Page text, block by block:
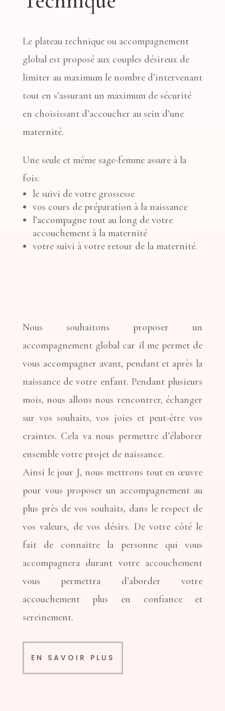
Le plateau technique ou accompagnement
global est proposé aux couples désireux de
limiter au maximum le nombre d’intervenant
tout en s’assurant un maximum de sécurité
en choisissant d’accoucher au sein d’une
maternité.
Une seule et même sage-femme assure à la
fois:
le suivi de votre grossesse
vos cours de préparation à la naissance
l’accompagne tout au long de votre
accouchement à la maternité
votre suivi à votre retour de la maternité.
Nous souhaitons proposer un
accompagnement global car il me permet de
vous accompagner avant, pendant et après la
naissance de votre enfant. Pendant plusieurs
mois, nous allons nous rencontrer, échanger
sur vos souhaits, vos joies et peut-être vos
craintes. Cela va nous permettre d’élaborer
ensemble votre projet de naissance.
Ainsi le jour J, nous mettrons tout en œuvre
pour vous proposer un accompagnement au
plus près de vos souhaits, dans le respect de
vos valeurs, de vos désirs. De votre côté le
fait de connaitre la personne qui vous
accompagnera durant votre accouchement
vous permettra d’aborder votre
accouchement plus en confiance et
sereinement.
EN SAVOIR PLUS